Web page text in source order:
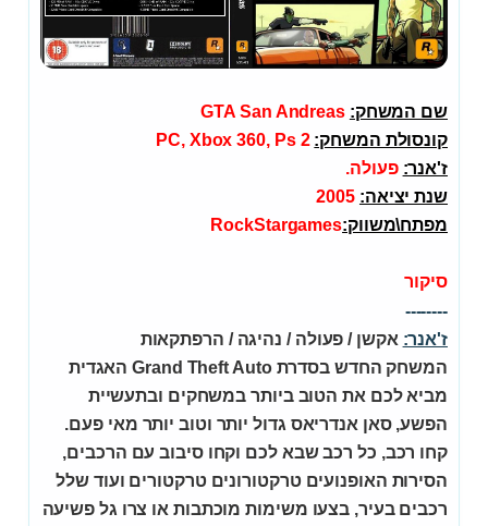
שם המשחק: GTA San Andreas
קונסולת המשחק: PC, Xbox 360, Ps 2
ז'אנר: פעולה.
שנת יציאה:
מפתח\משווק:RockStargames
סיקור
--------
ז'אנר: אקשן / פעולה / נהיגה / הרפתקאות
המשחק החדש בסדרת Grand Theft Auto האגדית
מביא לכם את הטוב ביותר במשחקים ובתעשיית
הפשע, סאן אנדריאס גדול יותר וטוב יותר מאי פעם.
קחו רכב, כל רכב שבא לכם וקחו סיבוב עם הרכבים,
הסירות האופנועים טרקטורונים טרקטורים ועוד שלל
רכבים בעיר, בצעו משימות מוכתבות או צרו גל פשיעה